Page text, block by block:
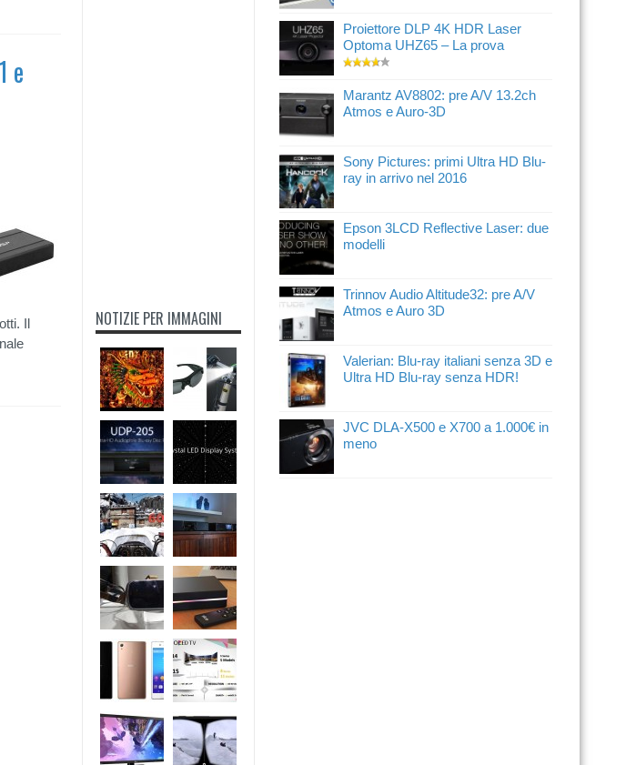
e
Il
NOTIZIE PER IMMAGINI
Proiettore DLP 4K HDR Laser
Optoma UHZ65 – La prova
Marantz AV8802: pre A/V 13.2ch
Atmos e Auro-3D
Sony Pictures: primi Ultra HD Blu-
ray in arrivo nel 2016
Epson 3LCD Reflective Laser: due
modelli
Trinnov Audio Altitude32: pre A/V
Atmos e Auro 3D
Valerian: Blu-ray italiani senza 3D e
Ultra HD Blu-ray senza HDR!
JVC DLA-X500 e X700 a 1.000€ in
meno